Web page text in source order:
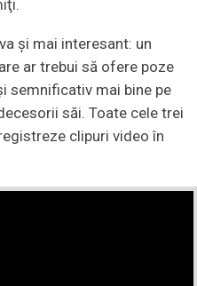
și mai interesant: un
ar trebui să ofere poze
semnificativ mai bine pe
săi. Toate cele trei
clipuri video în